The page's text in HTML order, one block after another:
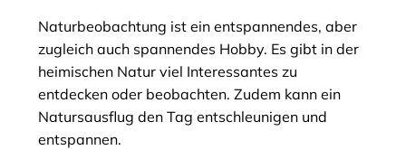
Naturbeobachtung ist ein entspannendes, aber
zugleich auch spannendes Hobby. Es gibt in der
heimischen Natur viel Interessantes zu
entdecken oder beobachten. Zudem kann ein
Natursausflug den Tag entschleunigen und
entspannen.